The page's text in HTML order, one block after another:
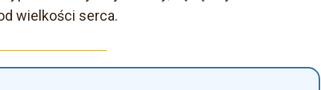
wielkości serca.